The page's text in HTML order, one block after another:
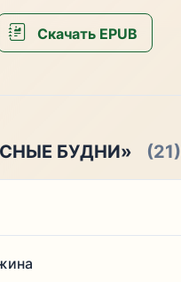
Скачать EPUB
БУДНИ» (21)